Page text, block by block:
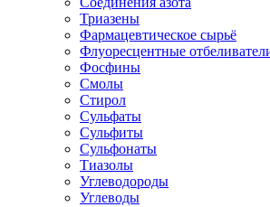
Триазены
Фармацевтическое сырьё
Флуоресцентные
Фосфины
Смолы
Стирол
Сульфаты
Сульфиты
Сульфонаты
Тиазолы
Углеводороды
Углеводы